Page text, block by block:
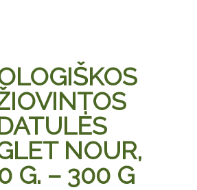
NOUR,
G. – 300 G